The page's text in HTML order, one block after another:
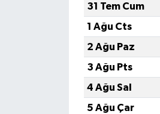
31 Tem Cum
1 Ağu Cts
2 Ağu Paz
3 Ağu Pts
4 Ağu Sal
5 Ağu Çar